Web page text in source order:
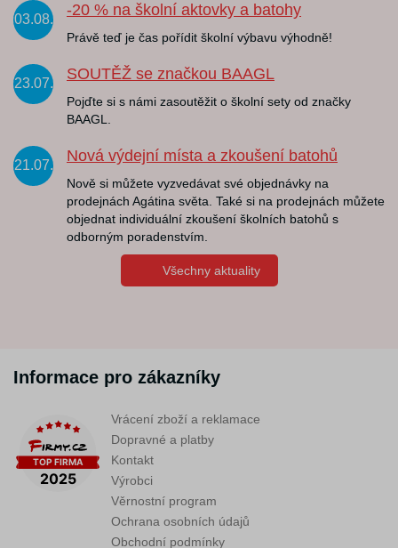
03.08.
-20 % na školní aktovky a batohy
Právě teď je čas pořídit školní výbavu výhodně!
23.07.
SOUTĚŽ se značkou BAAGL
Pojďte si s námi zasoutěžit o školní sety od značky
BAAGL.
21.07.
Nová výdejní místa a zkoušení batohů
Nově si můžete vyzvedávat své objednávky na
prodejnách Agátina světa. Také si na prodejnách můžete
objednat individuální zkoušení školních batohů s
odborným poradenstvím.
Všechny aktuality
Informace pro zákazníky
Vrácení zboží a reklamace
Dopravné a platby
Kontakt
Výrobci
Věrnostní program
Ochrana osobních údajů
Obchodní podmínky